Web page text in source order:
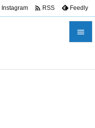

Instagram  RSS Feedly